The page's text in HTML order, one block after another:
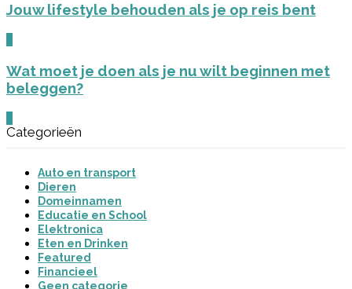
Jouw lifestyle behouden als je op reis bent
Wat moet je doen als je nu wilt beginnen met
beleggen?
Categorieën
Auto en transport
Dieren
Domeinnamen
Educatie en School
Elektronica
Eten en Drinken
Featured
Financieel
Geen categorie